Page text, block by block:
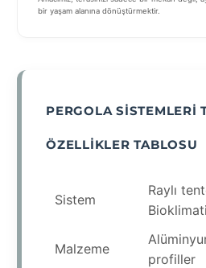
bir yaşam alanına dönüştürmektir.
PERGOLA SISTEMLERI
ÖZELLIKLER TABLOSU
Sistem
Raylı
Malzeme
profiller